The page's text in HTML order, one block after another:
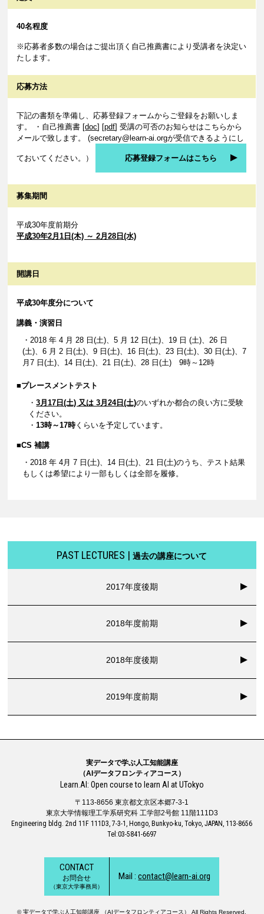
40名程度
※応募者多数の場合はご提出頂く自己推薦書により受講者を決定い
たします。
応募方法
下記の書類を準備し、応募登録フォームからご登録をお願いしま
す。 ・自己推薦書 [doc] [pdf] 受講の可否のお知らせはこちらから
メールで致します。 (secretary@learn-ai.orgが受信できるようにし
ておいてください。） 応募登録フォームはこちら
募集期間
平成30年度前期分
平成30年2月1日(木) ～ 2月28日(水)
開講日
平成30年度分について
講義・演習日
・2018 年 4 月 28 日(土)、5 月 12 日(土)、19 日 (土)、26 日
(土)、6 月 2 日(土)、9 日(土)、16 日(土)、23 日(土)、30 日(土)、7
月7 日(土)、14 日(土)、21 日(土)、28 日(土) 9時～12時
■プレースメントテスト
・3月17日(土) 又は 3月24日(土)のいずれか都合の良い方に受験
ください。
・13時～17時くらいを予定しています。
■CS 補講
・2018 年 4月 7 日(土)、14 日(土)、21 日(土)のうち、テスト結果
もしくは希望により一部もしくは全部を履修。
PAST LECTURES |過去の講座について
2017年度後期
2018年度前期
2018年度後期
2019年度前期
実データで学ぶ人工知能講座
（AIデータフロンティアコース）
Learn.AI: Open course to learn AI at UTokyo
〒113-8656 東京都文京区本郷7-3-1
東京大学情報理工学系研究科 工学部2号館 11階111D3
Engineering bldg. 2nd 11F 111D3, 7-3-1, Hongo, Bunkyo-ku, Tokyo, JAPAN, 113-8656
Tel:03-5841-6697
CONTACT
お問合せ
（東京大学事務局）
Mail :contact@learn-ai.org
© 実データで学ぶ人工知能講座 （AIデータフロンティアコース） All Rights Reserved.